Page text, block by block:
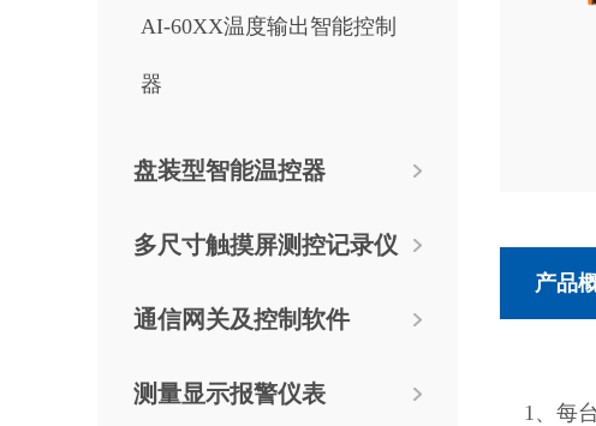
AI-60XX温度输出智能控制
器
盘装型智能温控器
多尺寸触摸屏测控记录仪
通信网关及控制软件
测量显示报警仪表
产品
1、每